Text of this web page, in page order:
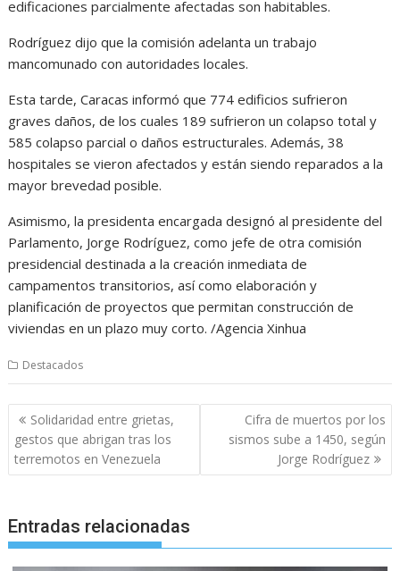
edificaciones parcialmente afectadas son habitables.
Rodríguez dijo que la comisión adelanta un trabajo
mancomunado con autoridades locales.
Esta tarde, Caracas informó que 774 edificios sufrieron
graves daños, de los cuales 189 sufrieron un colapso total y
585 colapso parcial o daños estructurales. Además, 38
hospitales se vieron afectados y están siendo reparados a la
mayor brevedad posible.
Asimismo, la presidenta encargada designó al presidente del
Parlamento, Jorge Rodríguez, como jefe de otra comisión
presidencial destinada a la creación inmediata de
campamentos transitorios, así como elaboración y
planificación de proyectos que permitan construcción de
viviendas en un plazo muy corto. /Agencia Xinhua
Destacados
Navegación
de
entradas
Solidaridad entre grietas,
gestos que abrigan tras los
terremotos en Venezuela
Cifra de muertos por los
sismos sube a 1450, según
Jorge Rodríguez
Entradas relacionadas